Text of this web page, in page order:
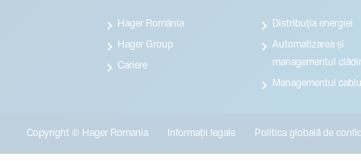
 Hager România
 Hager Group
 Cariere
 Distribuția energiei
 Automatizarea și
managementul
 Managementul
Copyright © Hager Romania Informații legale Politica globală de